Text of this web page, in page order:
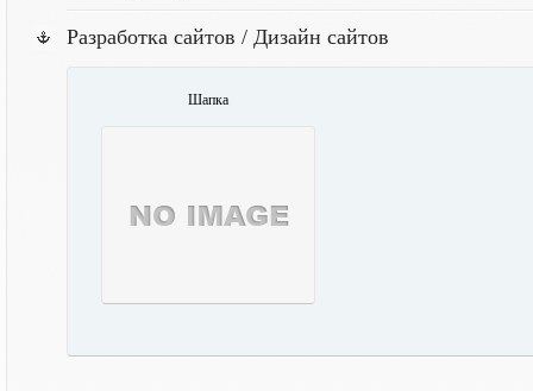
Разработка сайтов / Дизайн сайтов
Шапка